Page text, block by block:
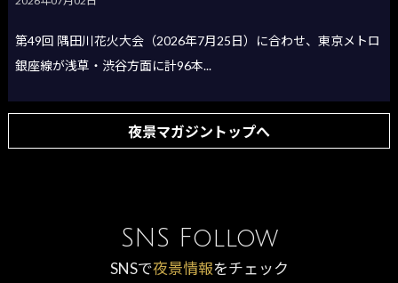
第49回 隅田川花火大会（2026年7月25日）に合わせ、東京メトロ
銀座線が浅草・渋谷方面に計96本...
夜景マガジントップへ
SNS Follow
SNSで夜景情報をチェック